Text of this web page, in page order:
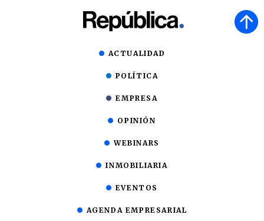
ACTUALIDAD
POLÍTICA
EMPRESA
OPINIÓN
WEBINARS
INMOBILIARIA
EVENTOS
AGENDA EMPRESARIAL